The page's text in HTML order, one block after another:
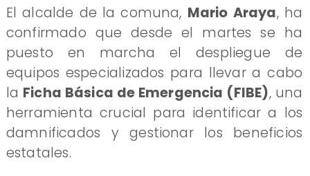
El alcalde de la comuna, Mario Araya, ha
confirmado que desde el martes se ha
puesto en marcha el despliegue de
equipos especializados para llevar a cabo
la Ficha Básica de Emergencia (FIBE), una
herramienta crucial para identificar a los
damnificados y gestionar los beneficios
estatales.